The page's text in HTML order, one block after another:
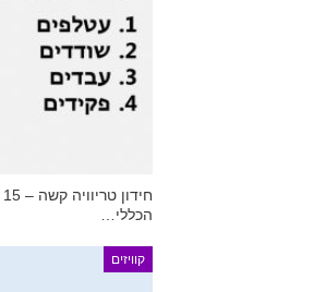
הכללי…
קוויזים